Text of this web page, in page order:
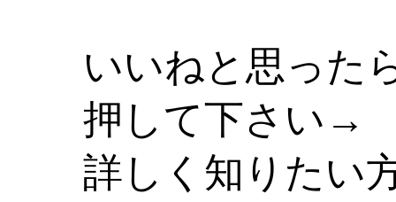
いいねと思った
押して下さい→
詳しく知りたい